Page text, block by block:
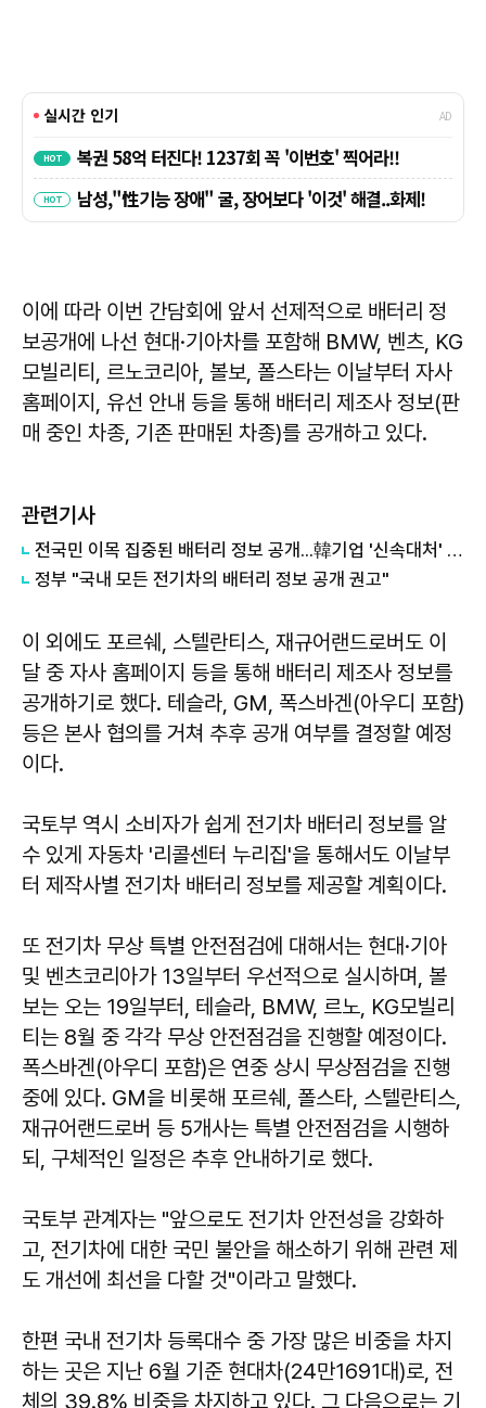
이에 따라 이번 간담회에 앞서 선제적으로 배터리 정
보공개에 나선 현대·기아차를 포함해 BMW, 벤츠, KG
모빌리티, 르노코리아, 볼보, 폴스타는 이날부터 자사
홈페이지, 유선 안내 등을 통해 배터리 제조사 정보(판
매 중인 차종, 기존 판매된 차종)를 공개하고 있다.
관련기사
전국민 이목 집중된 배터리 정보 공개...韓기업 '신속대처' vs 외국기업 '미적지근'
정부 "국내 모든 전기차의 배터리 정보 공개 권고"
이 외에도 포르쉐, 스텔란티스, 재규어랜드로버도 이
달 중 자사 홈페이지 등을 통해 배터리 제조사 정보를
공개하기로 했다. 테슬라, GM, 폭스바겐(아우디 포함)
등은 본사 협의를 거쳐 추후 공개 여부를 결정할 예정
이다.
국토부 역시 소비자가 쉽게 전기차 배터리 정보를 알
수 있게 자동차 '리콜센터 누리집'을 통해서도 이날부
터 제작사별 전기차 배터리 정보를 제공할 계획이다.
또 전기차 무상 특별 안전점검에 대해서는 현대·기아
및 벤츠코리아가 13일부터 우선적으로 실시하며, 볼
보는 오는 19일부터, 테슬라, BMW, 르노, KG모빌리
티는 8월 중 각각 무상 안전점검을 진행할 예정이다.
폭스바겐(아우디 포함)은 연중 상시 무상점검을 진행
중에 있다. GM을 비롯해 포르쉐, 폴스타, 스텔란티스,
재규어랜드로버 등 5개사는 특별 안전점검을 시행하
되, 구체적인 일정은 추후 안내하기로 했다.
국토부 관계자는 "앞으로도 전기차 안전성을 강화하
고, 전기차에 대한 국민 불안을 해소하기 위해 관련 제
도 개선에 최선을 다할 것"이라고 말했다.
한편 국내 전기차 등록대수 중 가장 많은 비중을 차지
하는 곳은 지난 6월 기준 현대차(24만1691대)로, 전
체의 39.8% 비중을 차지하고 있다. 그 다음으로는 기